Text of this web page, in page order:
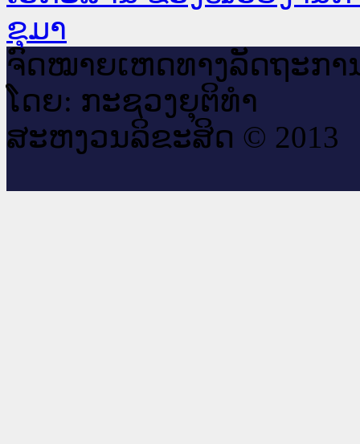
ຂຸມາ
ຈົດ​ໝາຍ​ເຫດ​ທາງ​ລັດ​ຖະ​ກາ
ໂດຍ: ກະ​ຊວງຍຸ​ຕິ​ທຳ
ສະ​ຫງວນ​ລິ​ຂະ​ສິດ © 2013